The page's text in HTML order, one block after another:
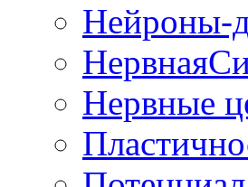
Нейроны-
Нервные